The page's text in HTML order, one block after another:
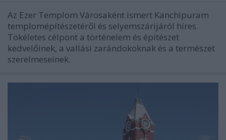
Az Ezer Templom Városaként ismert Kanchipuram
templomépítészetéről és selyemszárijáról híres.
Tökéletes célpont a történelem és építészet
kedvelőinek, a vallási zarándokoknak és a természet
szerelmeseinek.